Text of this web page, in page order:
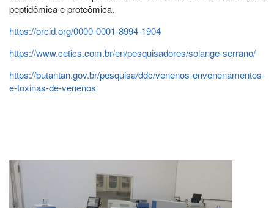
peptidômica e proteômica.
https://orcid.org/0000-0001-8994-1904
https://www.cetics.com.br/en/pesquisadores/solange-serrano/
https://butantan.gov.br/pesquisa/ddc/venenos-envenenamentos-
e-toxinas-de-venenos